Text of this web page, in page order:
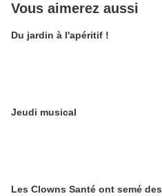
Vous aimerez aussi
Du jardin à l'apéritif !
Jeudi musical
Les Clowns Santé ont semé des